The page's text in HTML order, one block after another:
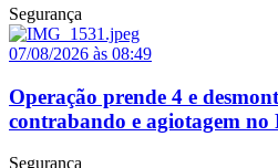
Segurança
07/08/2026 às 08:49
Operação prende 4 e
contrabando e agiotagem no
Segurança